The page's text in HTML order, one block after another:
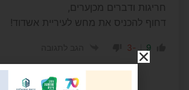
חריגות ודברים מכןערים,
דחוף להכניס את מחש לעיריית אשדוד!
-3